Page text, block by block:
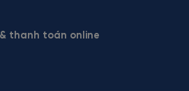
thanh toán online